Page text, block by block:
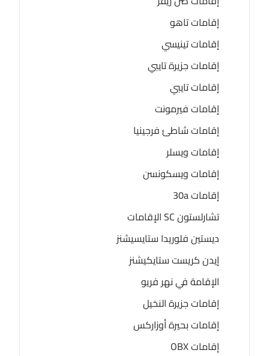
إقامات تاهو
إقامات تينيسي
إقامات جزيرة تايبي
إقامات تايبي
إقامات فيرمونت
إقامات شاطئ فرجينيا
إقامات ويسلر
إقامات ويسكونسن
إقامات 30a
تشارلستون SC الإقامات
ديستين فلوريدا ستايسيشنز
إيدن كريست ستايكيشنز
الإقامة في نهر فريو
إقامات جزيرة النخيل
إقامات بحيرة أوزاركس
إقامات OBX